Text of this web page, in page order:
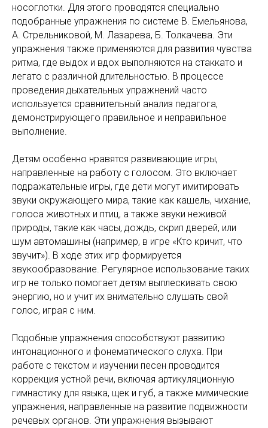
носоглотки. Для этого проводятся специально
подобранные упражнения по системе В. Емельянова,
А. Стрельниковой, М. Лазарева, Б. Толкачева. Эти
упражнения также применяются для развития чувства
ритма, где выдох и вдох выполняются на стаккато и
легато с различной длительностью. В процессе
проведения дыхательных упражнений часто
используется сравнительный анализ педагога,
демонстрирующего правильное и неправильное
выполнение.
Детям особенно нравятся развивающие игры,
направленные на работу с голосом. Это включает
подражательные игры, где дети могут имитировать
звуки окружающего мира, такие как кашель, чихание,
голоса животных и птиц, а также звуки неживой
природы, такие как часы, дождь, скрип дверей, или
шум автомашины (например, в игре «Кто кричит, что
звучит»). В ходе этих игр формируется
звукообразование. Регулярное использование таких
игр не только помогает детям выплескивать свою
энергию, но и учит их внимательно слушать свой
голос, играя с ним.
Подобные упражнения способствуют развитию
интонационного и фонематического слуха. При
работе с текстом и изучении песен проводится
коррекция устной речи, включая артикуляционную
гимнастику для языка, щек и губ, а также мимические
упражнения, направленные на развитие подвижности
речевых органов. Эти упражнения вызывают